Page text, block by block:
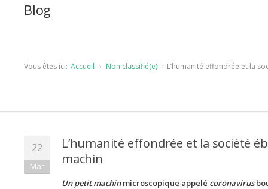
Blog
Vous êtes ici: Accueil Non classifié(e) L’humanité effondrée et la
22
Mar
L’humanité effondrée et la société
machin
Un petit machinmicroscopique appelé coronavirus